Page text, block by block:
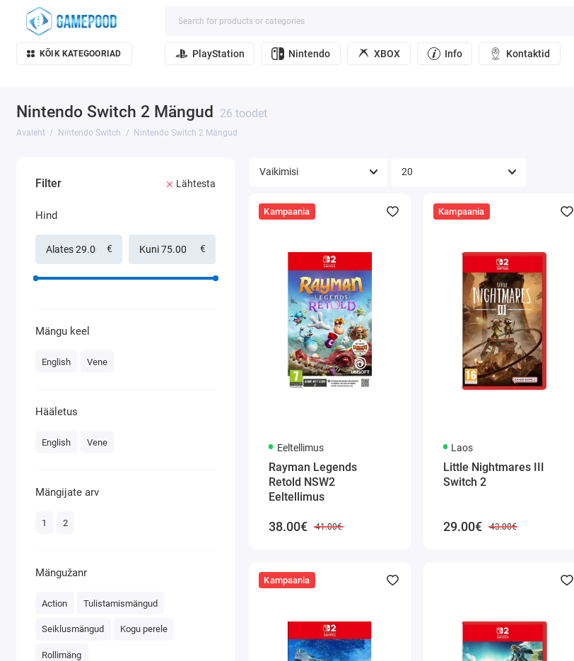
KÕIK KATEGOORIAD PlayStation Nintendo XBOX Info Kontaktid
Nintendo Switch 2 Mängud 26 toodet
Avaleht Nintendo Switch Nintendo Switch 2 Mängud
Filter Lähtesta
Hind
€ €
Mängu keel
English Vene
Hääletus
English Vene
Mängijate arv
1 2
Mängužanr
Action Tulistamismängud
Seiklusmängud Kogu perele
Rollimäng
Kampaania
Eeltellimus
Rayman Legends
Retold NSW2
Eeltellimus
38.00€ 41.00€
Kampaania
Laos
Little Nightmares III
Switch 2
29.00€ 43.00€
Kampaania